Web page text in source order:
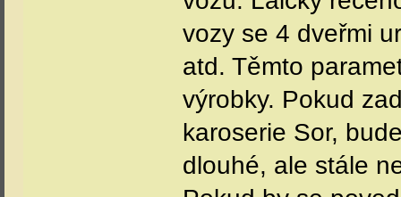
vozy se 4 dveřmi
atd. Těmto
výrobky. Pokud
karoserie Sor,
dlouhé, ale stále